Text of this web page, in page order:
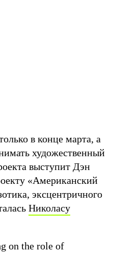
в конце марта, а
художественный
выступит Дэн
«Американский
эксцентричного
Николасу
on the role of